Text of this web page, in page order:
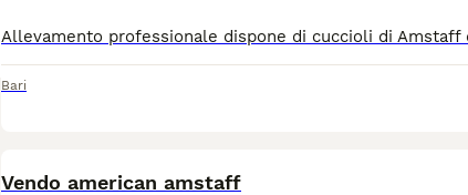
Bari
Vendo american amstaff